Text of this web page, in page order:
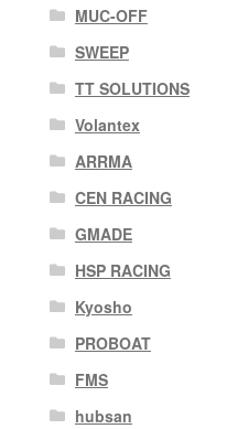
MUC-OFF
SWEEP
TT SOLUTIONS
Volantex
ARRMA
CEN RACING
GMADE
HSP RACING
Kyosho
PROBOAT
FMS
hubsan